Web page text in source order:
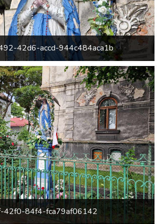
42d6-accd-944c484aca1b
42f0-84f4-fca79af06142